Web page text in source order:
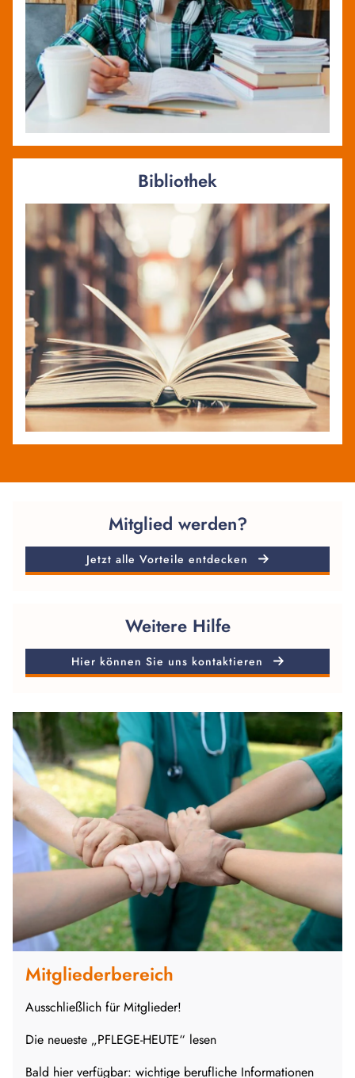
Bibliothek
Mitglied werden?
Jetzt alle Vorteile entdecken
Weitere Hilfe
Hier können Sie uns kontaktieren
Mitgliederbereich
Ausschließlich für Mitglieder!
Die neueste „PFLEGE-HEUTE“ lesen
Bald hier verfügbar: wichtige berufliche Informationen